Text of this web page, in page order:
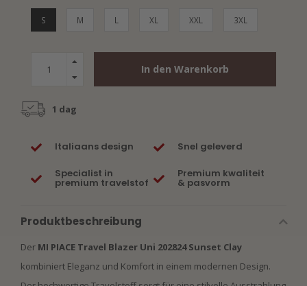
S M L XL XXL 3XL
In den Warenkorb
1 dag
Italiaans design Snel geleverd
Specialist in
premium travelstof
Premium kwaliteit
& pasvorm
Produktbeschreibung
Der MI PIACE Travel Blazer Uni 202824 Sunset Clay
kombiniert Eleganz und Komfort in einem modernen Design.